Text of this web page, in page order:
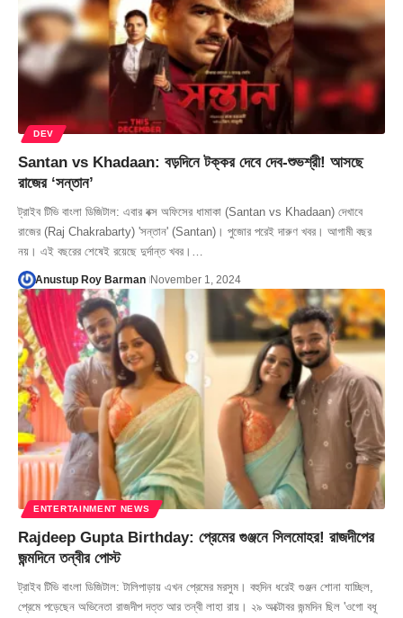
DEV
Santan vs Khadaan: বড়দিনে টক্কর দেবে দেব-শুভশ্রী! আসছে
রাজের ‘সন্তান’
ট্রাইব টিভি বাংলা ডিজিটাল: এবার বক্স অফিসের ধামাকা (Santan vs Khadaan) দেখাবে
রাজের (Raj Chakrabarty) 'সন্তান' (Santan)। পুজোর পরেই দারুণ খবর। আগামী বছর
নয়। এই বছরের শেষেই রয়েছে দুর্দান্ত খবর।…
Anustup Roy Barman November 1, 2024
ENTERTAINMENT NEWS
Rajdeep Gupta Birthday: প্রেমের গুঞ্জনে সিলমোহর! রাজদীপের
জন্মদিনে তন্বীর পোস্ট
ট্রাইব টিভি বাংলা ডিজিটাল: টালিপাড়ায় এখন প্রেমের মরসুম। বহুদিন ধরেই গুঞ্জন শোনা যাচ্ছিল,
প্রেমে পড়েছেন অভিনেতা রাজদীপ দত্ত আর তন্বী লাহা রায়। ২৯ অক্টোবর জন্মদিন ছিল 'ওগো বধূ